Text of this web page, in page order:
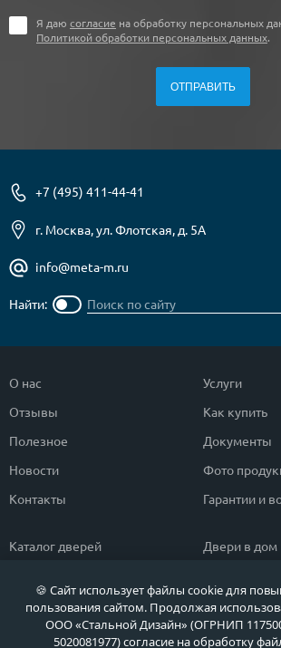
Я даю согласие на обработку персональных
Политикой обработки персональных данных.
+7 (495) 411-44-41
г. Москва, ул. Флотская, д. 5А
info@meta-m.ru
Найти:
О нас
Отзывы
Полезное
Новости
Контакты
Услуги
Как купить
Документы
Фото
Гарантии и
Каталог дверей
Популярные двери
Быстрый подбор двери
Двери в дом
Двери в
Тамбурные
🍪 Сайт использует файлы cookie для
пользования сайтом. Продолжая
ООО «Стальной Дизайн» (ОГРНИП
5020081977) согласие на обработку